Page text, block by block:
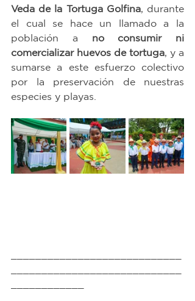
Veda de la Tortuga Golfina, durante
el cual se hace un llamado a la
población a no consumir ni
comercializar huevos de tortuga, y a
sumarse a este esfuerzo colectivo
por la preservación de nuestras
especies y playas.